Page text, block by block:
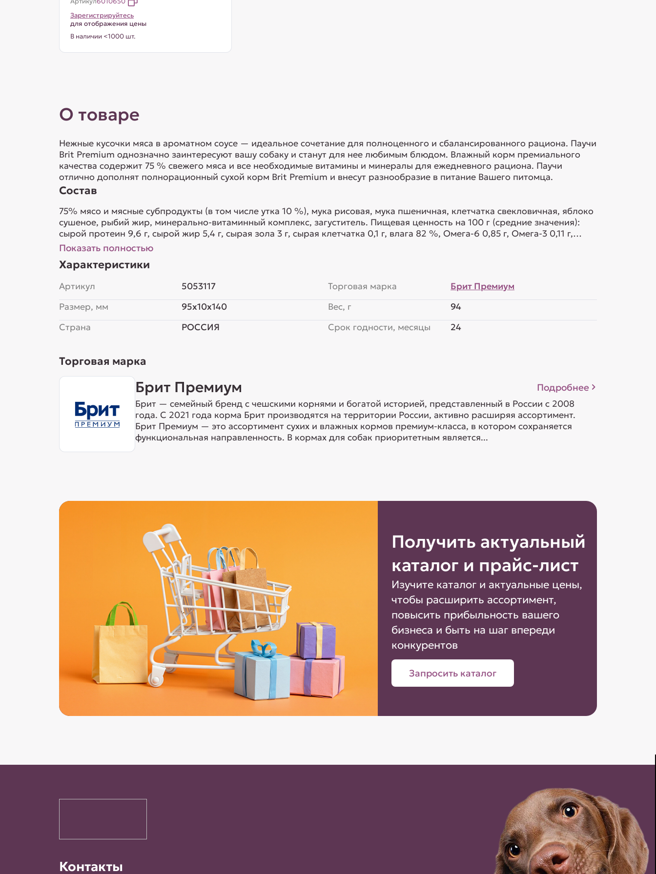
Зарегистрируйтесь
для отображения цены
В наличии <1000 шт.
О товаре
Нежные кусочки мяса в ароматном соусе — идеальное сочетание для полноценного и сбалансированного рациона. Паучи
Brit Premium однозначно заинтересуют вашу собаку и станут для нее любимым блюдом. Влажный корм премиального
качества содержит 75 % свежего мяса и все необходимые витамины и минералы для ежедневного рациона. Паучи
отлично дополнят полнорационный сухой корм Brit Premium и внесут разнообразие в питание Вашего питомца.
Состав
75% мясо и мясные субпродукты (в том числе утка 10 %), мука рисовая, мука пшеничная, клетчатка свекловичная, яблоко
сушеное, рыбий жир, минерально-витаминный комплекс, загуститель. Пищевая ценность на 100 г (средние значения):
сырой протеин 9,6 г, сырой жир 5,4 г, сырая зола 3 г, сырая клетчатка 0,1 г, влага 82 %, Омега-6 0,85 г, Омега-3 0,11 г,
Показать полностью
Характеристики
Артикул
5053117
Размер, мм
95x10x140
Страна
РОССИЯ
Торговая марка
Брит Премиум
Вес, г
94
Срок годности, месяцы
24
Торговая марка
Брит Премиум Подробнее
Брит — семейный бренд с чешскими корнями и богатой историей, представленный в России с 2008
года. С 2021 года корма Брит производятся на территории России, активно расширяя ассортимент.
Брит Премиум — это ассортимент сухих и влажных кормов премиум-класса, в котором сохраняется
функциональная направленность. В кормах для собак приоритетным является...
Получить актуальный
каталог и прайс-лист
Изучите каталог и актуальные цены,
чтобы расширить ассортимент,
повысить прибыльность вашего
бизнеса и быть на шаг впереди
конкурентов
Запросить каталог
Контакты